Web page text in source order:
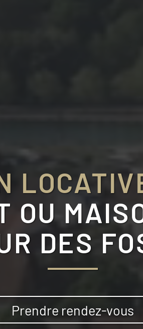
OU
DES
Prendre rendez-vous